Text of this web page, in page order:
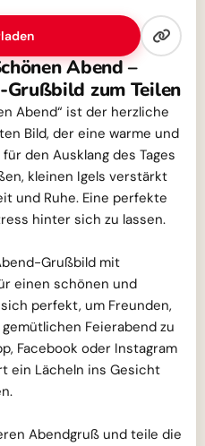
Abend –
Grußbild zum Teilen
Abend“ ist der herzliche
Bild, der eine warme und
den Ausklang des Tages
kleinen Igels verstärkt
und Ruhe. Eine perfekte
hinter sich zu lassen.
Grußbild mit
einen schönen und
perfekt, um Freunden,
Feierabend zu
Facebook oder Instagram
ein Lächeln ins Gesicht
Abendgruß und teile die